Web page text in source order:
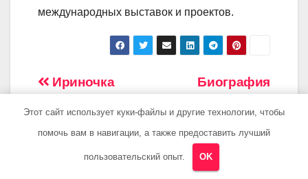
международных выставок и проектов.
Навигация
по
записям
Биография
Дмитрия —
интересные
факты, важные
этапы и значимые
Ириночка
удивительная
личность, ее
неповторимая
Этот сайт использует куки-файлы и другие технологии, чтобы
помочь вам в навигации, а также предоставить лучший
пользовательский опыт. OK